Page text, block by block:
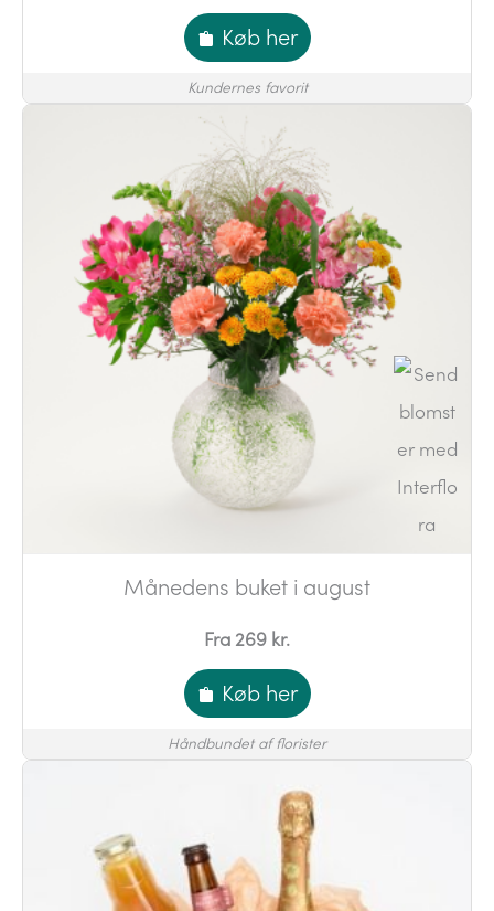
Køb her
Kundernes favorit
Månedens buket i august
Fra 269 kr.
Køb her
Håndbundet af florister